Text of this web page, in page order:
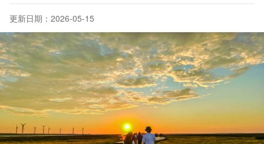
更新日期：2026-05-15